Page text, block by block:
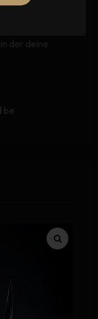
der deine
be